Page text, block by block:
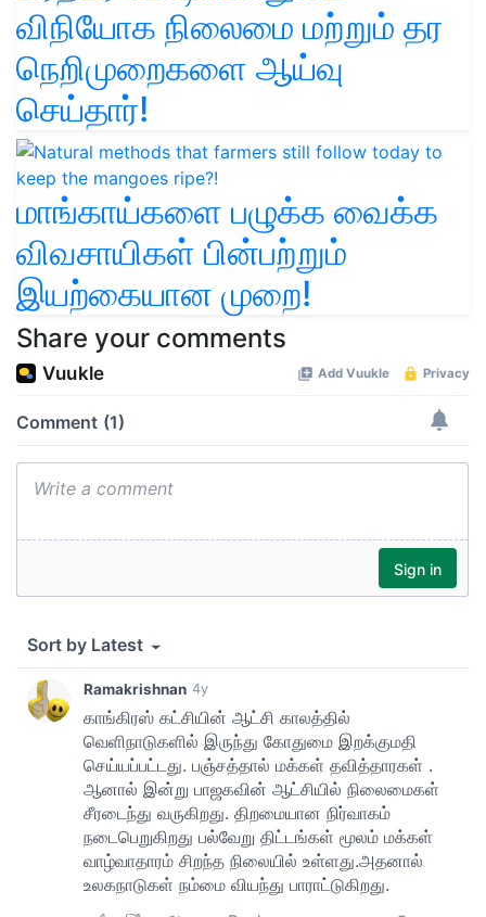
விநியோக நிலைமை மற்றும் தர
நெறிமுறைகளை ஆய்வு
செய்தார்!
மாங்காய்களை பழுக்க வைக்க
விவசாயிகள் பின்பற்றும்
இயற்கையான முறை!
Share your comments